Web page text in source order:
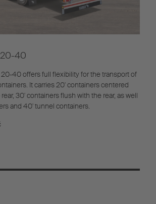
20-40
20-40 offers full flexibility for the transport of
It carries 20' containers centered
30' containers flush with the rear, as well
and 40' tunnel containers.